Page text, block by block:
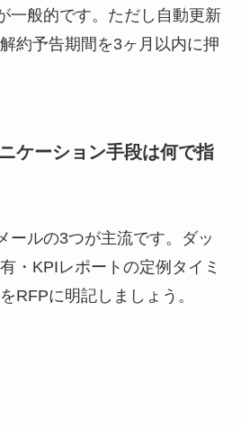
一般的です。ただし自動更新
約予告期間を3ヶ月以内に押
ケーション手段は何で指
ールの3つが主流です。ダッ
・KPIレポートの定例タイミ
RFPに明記しましょう。